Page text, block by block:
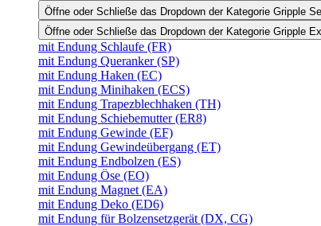
Öffne oder Schließe das Dropdown der Kategorie Gripple
Öffne oder Schließe das Dropdown der Kategorie Gripple
mit Endung Schlaufe (FR)
mit Endung Queranker (SP)
mit Endung Haken (EC)
mit Endung Minihaken (ECS)
mit Endung Trapezblechhaken (TH)
mit Endung Schiebemutter (ER8)
mit Endung Gewinde (EF)
mit Endung Gewindeübergang (ET)
mit Endung Endbolzen (ES)
mit Endung Öse (EO)
mit Endung Magnet (EA)
mit Endung Deko (ED6)
mit Endung für Bolzensetzgerät (DX, CG)